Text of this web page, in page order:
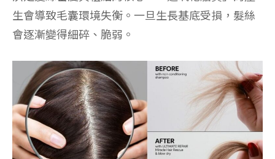
生會導致毛囊環境失衡。一旦生長基底受損，髮絲
會逐漸變得細碎、脆弱。